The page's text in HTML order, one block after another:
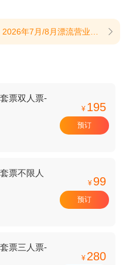
15:00开漂）（漂流受天气影等因素响，建议出发前咨询避免跑空））(提示有效期2026/7/1至2026/8/31) 
票双人票-
¥ 195
预订
票不限人
¥ 99
预订
票三人票-
¥ 280